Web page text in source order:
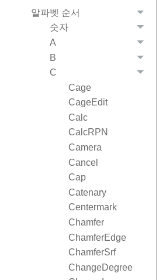
알파벳 순서
숫자
A
B
C
Cage
CageEdit
Calc
CalcRPN
Camera
Cancel
Cap
Catenary
Centermark
Chamfer
ChamferEdge
ChamferSrf
ChangeDegree